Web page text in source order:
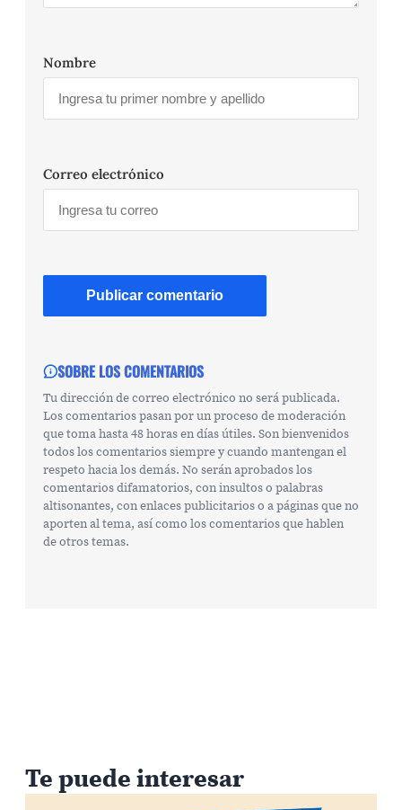
Nombre
Correo electrónico
SOBRE LOS COMENTARIOS
Tu dirección de correo electrónico no será publicada.
Los comentarios pasan por un proceso de moderación
que toma hasta 48 horas en días útiles. Son bienvenidos
todos los comentarios siempre y cuando mantengan el
respeto hacia los demás. No serán aprobados los
comentarios difamatorios, con insultos o palabras
altisonantes, con enlaces publicitarios o a páginas que no
aporten al tema, así como los comentarios que hablen
de otros temas.
Te puede interesar